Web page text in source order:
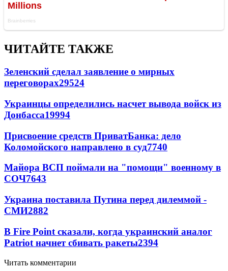
ЧИТАЙТЕ ТАКЖЕ
Зеленский сделал заявление о мирных
переговорах29524
Украинцы определились насчет вывода войск из
Донбасса19994
Присвоение средств ПриватБанка: дело
Коломойского направлено в суд7740
Майора ВСП поймали на "помощи" военному в
СОЧ7643
Украина поставила Путина перед дилеммой -
СМИ2882
В Fire Point сказали, когда украинский аналог
Patriot начнет сбивать ракеты2394
Читать комментарии